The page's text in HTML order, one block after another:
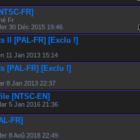
FR]
Fr
30 Déc 2015 19:46
II [PAL-FR] [Exclu !]
11 Jan 2013 15:14
[PAL-FR] [Exclu !]
8 Jan 2013 22:37
[NTSC-EN]
5 Jan 2016 21:36
FR]
8 Aoû 2018 22:49